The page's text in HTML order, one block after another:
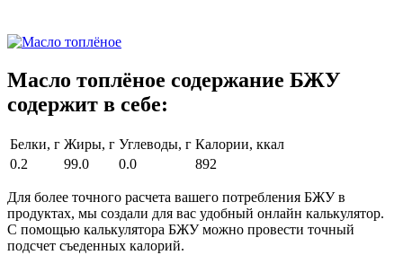
Масло топлёное содержание БЖУ
содержит в себе:
Белки, г Жиры, г Углеводы, г Калории, ккал
0.2
99.0 0.0 892
Для более точного расчета вашего потребления БЖУ в
продуктах, мы создали для вас удобный онлайн калькулятор.
С помощью калькулятора БЖУ можно провести точный
подсчет съеденных калорий.